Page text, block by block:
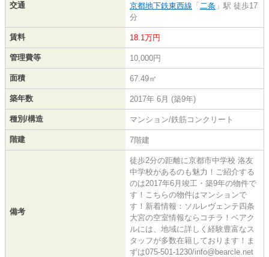
交通
京都地下鉄東西線 「 二条 」駅 徒歩17
分
賃料 18.1万円
管理費等 10,000円
面積 67.49㎡
築年数 2017年 6月 (築9年)
種別/構造 マンション/鉄筋コンクリート
階建 7階建
備考
徒歩2分の距離に京都市中学校 洛友
中学校があるのも魅力！ご紹介する
のは2017年6月竣工・築9年の物件で
す！こちらの物件はマンションで
す！新着情報：ソルレヴェンテ四条
大宮の空室情報ならコチラ！ベアク
ルには、地域に詳しく経験豊富なス
タッフが多数在籍しております！ま
ずは075-501-1230/info@bearcle.net